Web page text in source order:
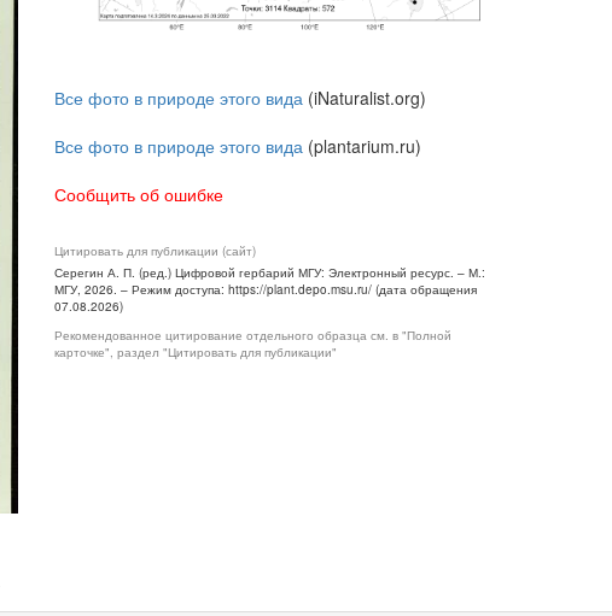
Все фото в природе этого вида (iNaturalist.org)
Все фото в природе этого вида (plantarium.ru)
Сообщить об ошибке
Цитировать для публикации (сайт)
Серегин А. П. (ред.) Цифровой гербарий МГУ: Электронный ресурс. – М.:
МГУ, 2026. – Режим доступа: https://plant.depo.msu.ru/ (дата обращения
07.08.2026)
Рекомендованное цитирование отдельного образца см. в "Полной
карточке", раздел "Цитировать для публикации"